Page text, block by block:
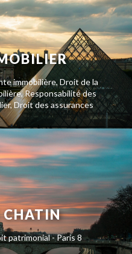
immobilière, Droit de la
Responsabilité des
Droit des assurances
CHATIN
patrimonial - Paris 8